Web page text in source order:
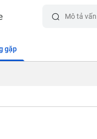
gặp